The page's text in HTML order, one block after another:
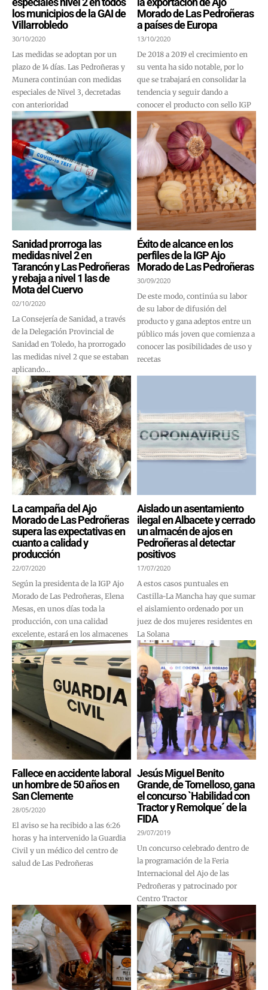
los municipios de la GAI de
Villarrobledo
30/10/2020
Las medidas se adoptan por un
plazo de 14 días. Las Pedroñeras y
Munera continúan con medidas
especiales de Nivel 3, decretadas
con anterioridad
Morado de Las Pedroñeras
a países de Europa
13/10/2020
De 2018 a 2019 el crecimiento en
su venta ha sido notable, por lo
que se trabajará en consolidar la
tendencia y seguir dando a
conocer el producto con sello IGP
Sanidad prorroga las
medidas nivel 2 en
Tarancón y Las Pedroñeras
y rebaja a nivel 1 las de
Mota del Cuervo
02/10/2020
La Consejería de Sanidad, a través
de la Delegación Provincial de
Sanidad en Toledo, ha prorrogado
las medidas nivel 2 que se estaban
aplicando...
Éxito de alcance en los
perfiles de la IGP Ajo
Morado de Las Pedroñeras
30/09/2020
De este modo, continúa su labor
de su labor de difusión del
producto y gana adeptos entre un
público más joven que comienza a
conocer las posibilidades de uso y
recetas
La campaña del Ajo
Morado de Las Pedroñeras
supera las expectativas en
cuanto a calidad y
producción
22/07/2020
Según la presidenta de la IGP Ajo
Morado de Las Pedroñeras, Elena
Mesas, en unos días toda la
producción, con una calidad
excelente, estará en los almacenes
Aislado un asentamiento
ilegal en Albacete y cerrado
un almacén de ajos en
Pedroñeras al detectar
positivos
17/07/2020
A estos casos puntuales en
Castilla-La Mancha hay que sumar
el aislamiento ordenado por un
juez de dos mujeres residentes en
La Solana
Fallece en accidente laboral
un hombre de 50 años en
San Clemente
28/05/2020
El aviso se ha recibido a las 6:26
horas y ha intervenido la Guardia
Civil y un médico del centro de
salud de Las Pedroñeras
Jesús Miguel Benito
Grande, de Tomelloso, gana
el concurso `Habilidad con
Tractor y Remolque´ de la
FIDA
29/07/2019
Un concurso celebrado dentro de
la programación de la Feria
Internacional del Ajo de las
Pedroñeras y patrocinado por
Centro Tractor